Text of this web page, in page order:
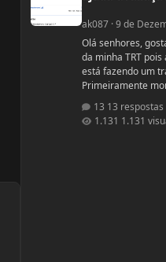
ak087·9 de
Olá senhores,
da minha TRT
está fazendo um
Primeiramente
vontade, tenho
este por sua vez
13 respostas
1.131